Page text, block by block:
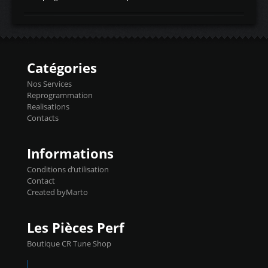
d'admissiontemp ex. pour atmo -30- 80°C
temperaturetemperature ldr moteurtemp
Injecteurs + Flashpro 1370€ TTC Le
précise et performante. Vous pourrez
basculer de la carto sans plomb à Ethanol à
l'aide du flashpro OPTION ECONOMIQUES
Reprog SP 98 sur le calculateur d'origine
450€ TTC Un gain d'environ 10cv et 15nm
Catégories
Nos Services
Reprogrammation
Realisations
Contacts
Informations
Conditions d’utilisation
Contact
Created byMarto
Les Pièces Perf
Boutique CR Tune Shop